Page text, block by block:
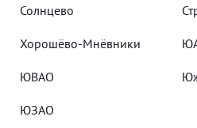
Солнцево
Хорошёво-Мнёвники
ЮВАО
ЮЗАО